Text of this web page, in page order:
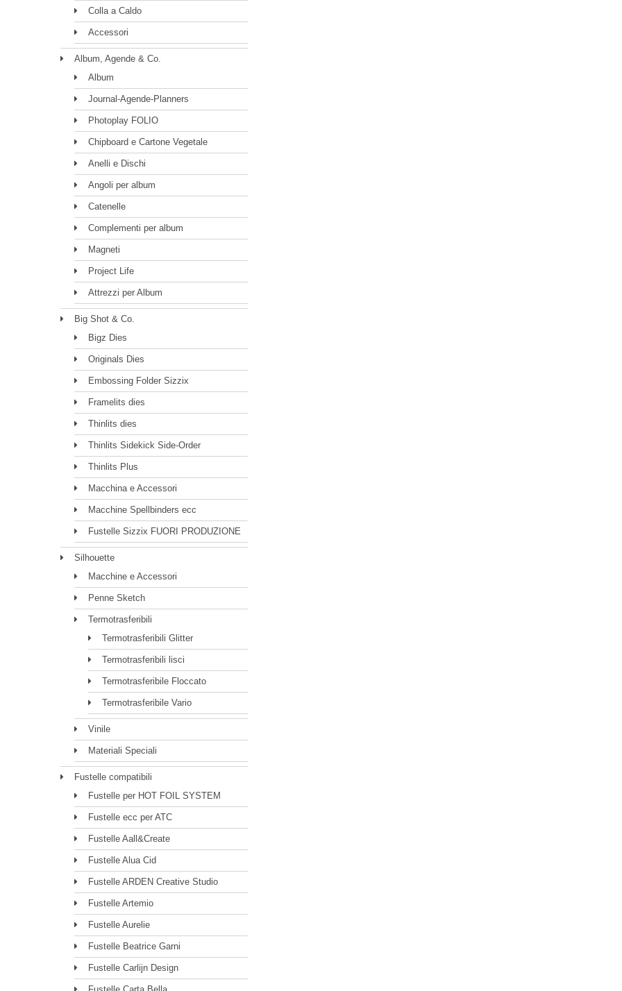
Colla a Caldo
Accessori
Album, Agende & Co.
Album
Journal-Agende-Planners
Photoplay FOLIO
Chipboard e Cartone Vegetale
Anelli e Dischi
Angoli per album
Catenelle
Complementi per album
Magneti
Project Life
Attrezzi per Album
Big Shot & Co.
Bigz Dies
Originals Dies
Embossing Folder Sizzix
Framelits dies
Thinlits dies
Thinlits Sidekick Side-Order
Thinlits Plus
Macchina e Accessori
Macchine Spellbinders ecc
Fustelle Sizzix FUORI PRODUZIONE
Silhouette
Macchine e Accessori
Penne Sketch
Termotrasferibili
Termotrasferibili Glitter
Termotrasferibili lisci
Termotrasferibile Floccato
Termotrasferibile Vario
Vinile
Materiali Speciali
Fustelle compatibili
Fustelle per HOT FOIL SYSTEM
Fustelle ecc per ATC
Fustelle Aall&Create
Fustelle Alua Cid
Fustelle ARDEN Creative Studio
Fustelle Artemio
Fustelle Aurelie
Fustelle Beatrice Garni
Fustelle Carlijn Design